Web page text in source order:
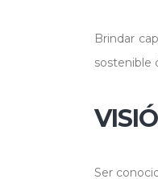
Brindar
sostenible
Ser